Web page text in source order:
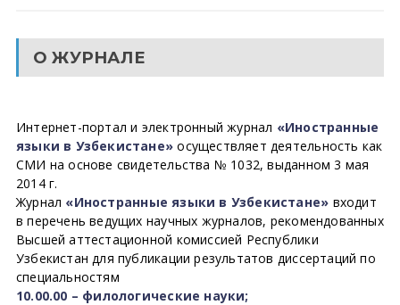
О ЖУРНАЛЕ
Интернет-портал и электронный журнал «Иностранные
языки в Узбекистане» осуществляет деятельность как
СМИ на основе свидетельства № 1032, выданном 3 мая
2014 г.
Журнал «Иностранные языки в Узбекистане» входит
в перечень ведущих научных журналов, рекомендованных
Высшей аттестационной комиссией Республики
Узбекистан для публикации результатов диссертаций по
специальностям
10.00.00 – филологические науки;